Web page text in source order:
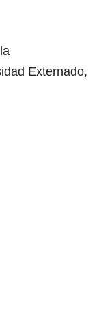
Externado,